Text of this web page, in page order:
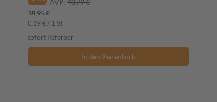
AVP: 40,79 €
18,95 €
0,19 € / 1 St
sofort lieferbar
In den Warenkorb